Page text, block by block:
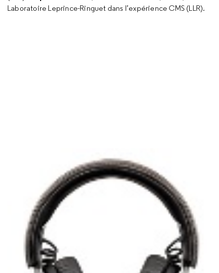
Laboratoire Leprince-Ringuet dans l’expérience CMS (LLR).